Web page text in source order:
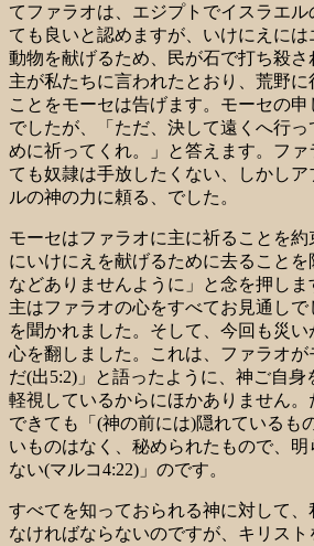
てファラオは、エジプトでイスラエ
ても良いと認めますが、いけにえには
動物を献げるため、民が石で打ち殺さ
主が私たちに言われたとおり、荒野
ことをモーセは告げます。モーセの
でしたが、「ただ、決して遠くへ行
めに祈ってくれ。」と答えます。フ
ても奴隷は手放したくない、しかし
ルの神の力に頼る、でした。
モーセはファラオに主に祈ることを
にいけにえを献げるために去ることを
などありませんように」と念を押しま
主はファラオの心をすべてお見通しで
を聞かれました。そして、今回も災
心を翻しました。これは、ファラオ
だ(出5:2)」と語ったように、神ご自
軽視しているからにほかありません
できても「(神の前には)隠れているも
いものはなく、秘められたもので、
ない(マルコ4:22)」のです。
すべてを知っておられる神に対して
なければならないのですが、キリス